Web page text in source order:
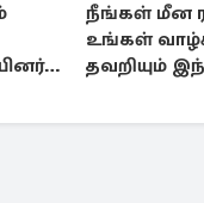
நீங்கள் மீன
உங்கள்
தவறியும்